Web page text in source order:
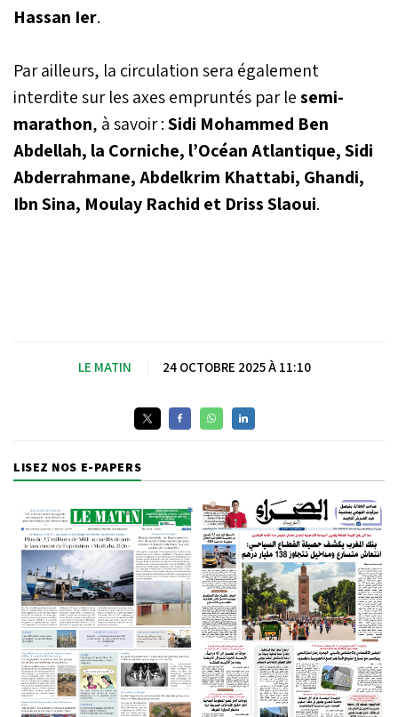
capitales mondiales du
running, cette édition
s’annonce exceptionnelle
avec plus de 7.000
Hassan Ier.
Par ailleurs, la circulation sera également
interdite sur les axes empruntés par lesemi-
marathon, à savoir :Sidi Mohammed Ben
Abdellah, la Corniche, l’Océan Atlantique, Sidi
Abderrahmane, Abdelkrim Khattabi, Ghandi,
Ibn Sina, Moulay Rachid et Driss Slaoui.
LE MATIN 24 OCTOBRE 2025 À 11:10
LISEZ NOS E-PAPERS